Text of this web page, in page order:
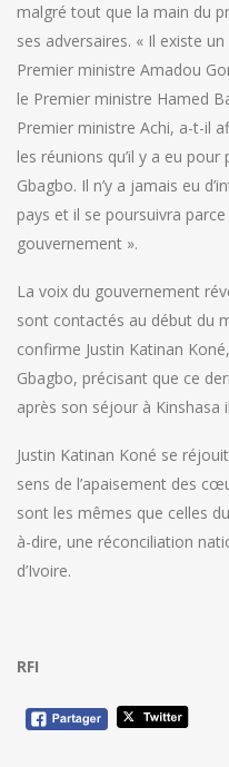
malgré tout que la main du
ses adversaires. « Il existe
Premier ministre Amadou
le Premier ministre Hamed
Premier ministre Achi, a-t-il
les réunions qu’il y a eu
Gbagbo. Il n’y a jamais eu
pays et il se poursuivra
gouvernement ».
La voix du gouvernement
sont contactés au début du
confirme Justin Katinan
Gbagbo, précisant que ce
après son séjour à Kinshasa
Justin Katinan Koné se
sens de l’apaisement des
sont les mêmes que celles
à-dire, une réconciliation
d’Ivoire.
RFI